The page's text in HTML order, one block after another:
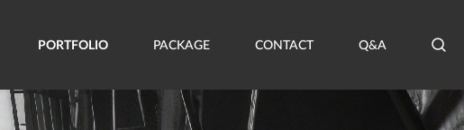
PORTFOLIO PACKAGE CONTACT Q&A